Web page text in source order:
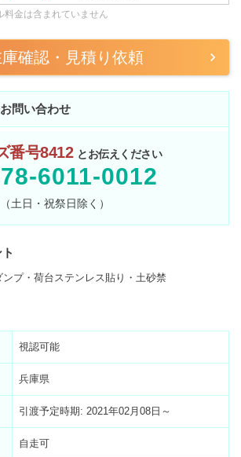
金は含まれていません
確認・見積り依頼
問い合わせ
番号8412 とお伝えください
6011-0012
土日・祝祭日除く）
プ・荷台ステンレス貼り・土砂禁
視認可能
兵庫県
引渡予定時期: 2021年02月08日～
自走可